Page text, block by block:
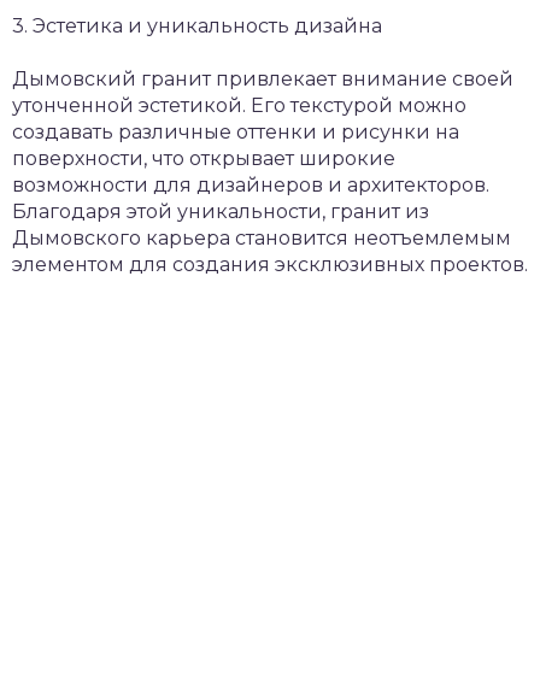
3. Эстетика и уникальность дизайна
Дымовский гранит привлекает внимание своей
утонченной эстетикой. Его текстурой можно
создавать различные оттенки и рисунки на
поверхности, что открывает широкие
возможности для дизайнеров и архитекторов.
Благодаря этой уникальности, гранит из
Дымовского карьера становится неотъемлемым
элементом для создания эксклюзивных проектов.